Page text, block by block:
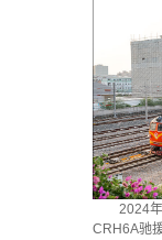
2024
CRH6A驰